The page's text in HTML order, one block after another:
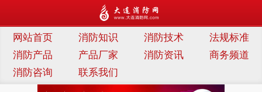
连消防网
网站首页 消防知识 消防技术
法规标准
消防产品
产品厂家 消防资讯
商务频道
消防咨询
联系我们